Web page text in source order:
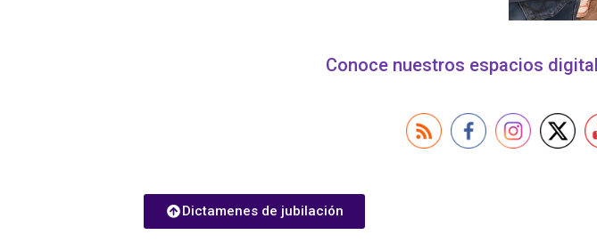
Conoce nuestros espacios
Dictamenes de jubilación